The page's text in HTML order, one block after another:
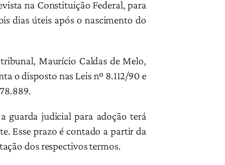
na Constituição Federal, para
dias úteis após o nascimento do
Maurício Caldas de Melo,
o disposto nas Leis nº 8.112/90 e
guarda judicial para adoção terá
Esse prazo é contado a partir da
dos respectivos termos.